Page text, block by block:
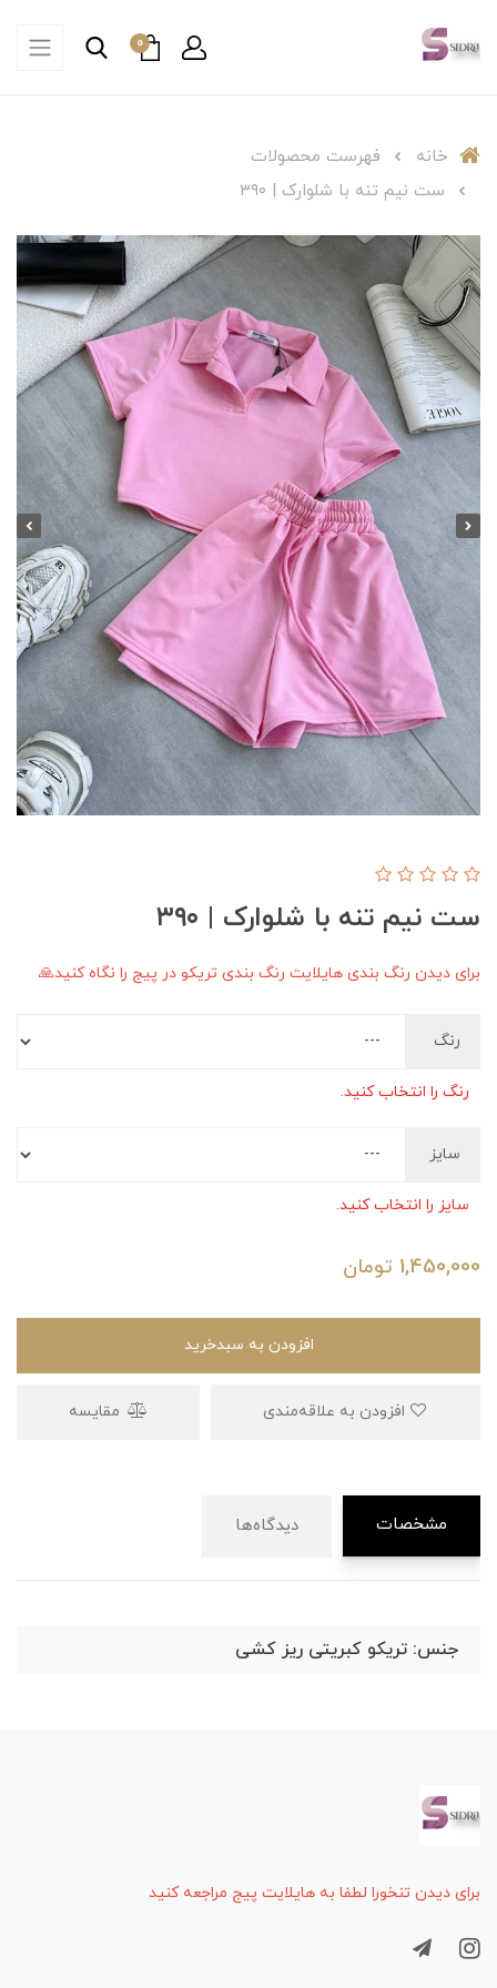
0
خانه
فهرست محصولات
ست نیم تنه با شلوارک | ۳۹۰
ست نیم تنه با شلوارک | ۳۹۰
برای دیدن رنگ بندی هایلایت رنگ بندی تریکو در پیج را نگاه کنید🙏
رنگ
رنگ را انتخاب کنید.
سایز
سایز را انتخاب کنید.
1,450,000 تومان
افزودن به سبدخرید
مقایسه
مشخصات دیدگاه‌ها
جنس: تریکو کبریتی ریز کشی
برای دیدن تنخورا لطفا به هایلایت پیج مراجعه کنید